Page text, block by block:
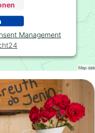
Management